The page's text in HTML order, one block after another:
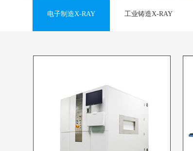
电子制造X-RAY 工业铸造X-RAY